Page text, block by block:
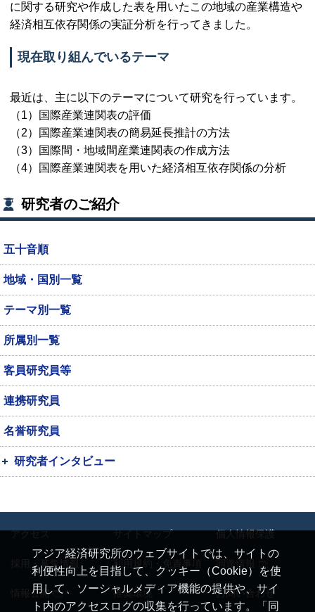
に関する研究や作成した表を用いたこの地域の産業構造や
経済相互依存関係の実証分析を行ってきました。
現在取り組んでいるテーマ
最近は、主に以下のテーマについて研究を行っています。
（1）国際産業連関表の評価
（2）国際産業連関表の簡易延長推計の方法
（3）国際間・地域間産業連関表の作成方法
（4）国際産業連関表を用いた経済相互依存関係の分析
研究者のご紹介
五十音順
地域・国別一覧
テーマ別一覧
所属別一覧
客員研究員等
連携研究員
名誉研究員
研究者インタビュー
アジア経済研究所のウェブサイトでは、サイトの
利便性向上を目指して、クッキー（Cookie）を使
用して、ソーシャルメディア機能の提供や、サイ
ト内のアクセスログの収集を行っています。「同
アクセス サイトマップ 個人情報保護
採用・募集情報 利用規約・免責事項
情報公開 推奨環境 お問い合わせ